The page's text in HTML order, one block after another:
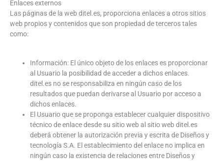
Enlaces externos
Las páginas de la web ditel.es, proporciona enlaces a otros sitios
web propios y contenidos que son propiedad de terceros tales
como:
Información: El único objeto de los enlaces es proporcionar
al Usuario la posibilidad de acceder a dichos enlaces.
ditel.es no se responsabiliza en ningún caso de los
resultados que puedan derivarse al Usuario por acceso a
dichos enlaces.
El Usuario que se proponga establecer cualquier dispositivo
técnico de enlace desde su sitio web al sitio web ditel.es
deberá obtener la autorización previa y escrita de Diseños y
tecnología S.A. El establecimiento del enlace no implica en
ningún caso la existencia de relaciones entre Diseños y